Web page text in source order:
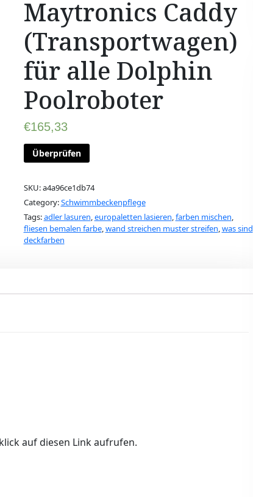
Maytronics Caddy
(Transportwagen)
für alle Dolphin
Poolroboter
€165,33
Überprüfen
SKU:a4a96ce1db74
Category:Schwimmbeckenpflege
Tags:adler lasuren,europaletten lasieren,farben mischen,
fliesen bemalen farbe,wand streichen muster streifen,was sind
deckfarben
auf diesen Link aufrufen.